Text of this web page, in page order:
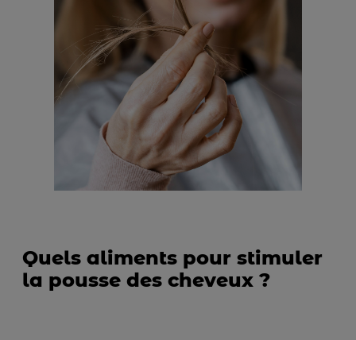
Quels aliments pour stimuler
la pousse des cheveux ?